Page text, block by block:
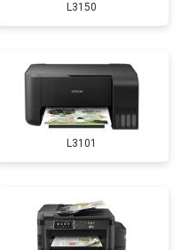
L3150
L3101